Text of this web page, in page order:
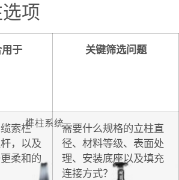
榫柱系统
项
于 关键筛选问题
索栏
，以及
柔和的
需要什么规格的立柱直
径、材料等级、表面处
理、安装底座以及填充
连接方式？